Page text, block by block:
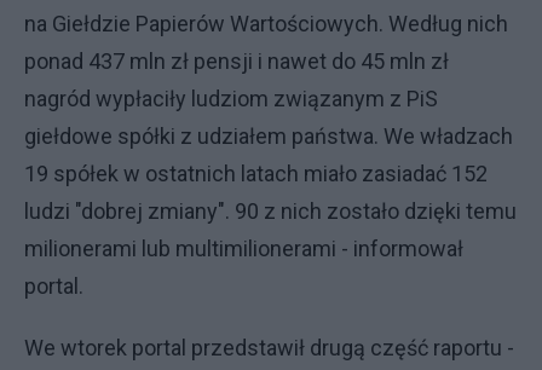
na Giełdzie Papierów Wartościowych. Według nich
ponad 437 mln zł pensji i nawet do 45 mln zł
nagród wypłaciły ludziom związanym z PiS
giełdowe spółki z udziałem państwa. We władzach
19 spółek w ostatnich latach miało zasiadać 152
ludzi "dobrej zmiany". 90 z nich zostało dzięki temu
milionerami lub multimilionerami - informował
portal.
We wtorek portal przedstawił drugą część raportu -